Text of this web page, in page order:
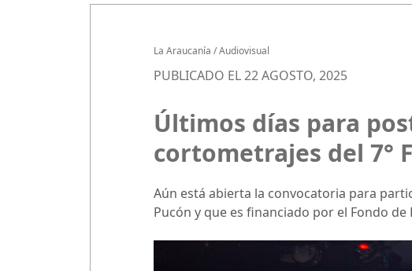
La Araucanía /Audiovisual
PUBLICADO EL 22 AGOSTO, 2025
Últimos días para
cortometrajes del 7°
Aún está abierta la convocatoria para
Pucón y que es financiado por el Fondo